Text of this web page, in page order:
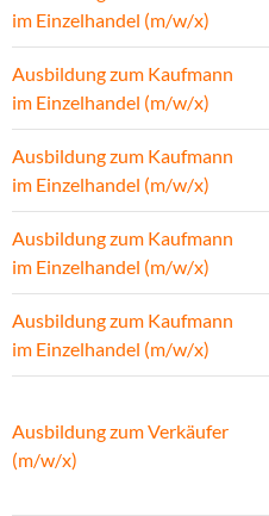
im Einzelhandel (m/w/x)
Ausbildung zum Kaufmann
im Einzelhandel (m/w/x)
Ausbildung zum Kaufmann
im Einzelhandel (m/w/x)
Ausbildung zum Kaufmann
im Einzelhandel (m/w/x)
Ausbildung zum Kaufmann
im Einzelhandel (m/w/x)
Ausbildung zum Verkäufer
(m/w/x)